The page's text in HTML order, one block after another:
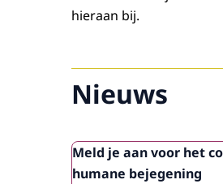
hieraan bij.
Nieuws
Meld je aan voor het
humane bejegening